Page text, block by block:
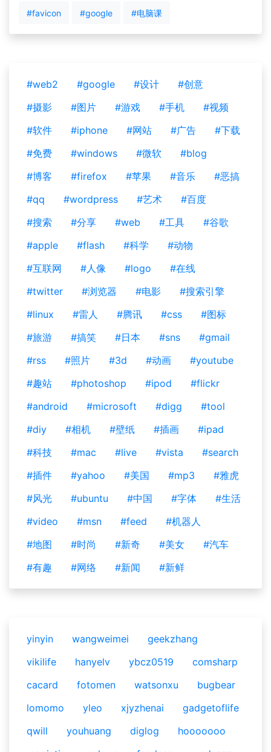
#favicon #google #电脑课
#web2 #google #设计
#创意
#摄影
#图片 #游戏 #手机
#视频
#软件
#iphone #网站 #广告
#下载
#免费
#windows #微软
#blog
#博客
#firefox #苹果 #音乐
#恶搞
#qq
#wordpress #艺术
#百度
#搜索
#分享 #web #工具
#谷歌
#apple
#flash #科学
#动物
#互联网
#人像 #logo
#在线
#twitter
#浏览器 #电影
#搜索引擎
#linux
#雷人 #腾讯 #css
#图标
#旅游
#搞笑 #日本 #sns
#gmail
#rss
#照片 #3d #动画
#youtube
#趣站
#photoshop #ipod
#flickr
#android
#microsoft #digg
#tool
#diy
#相机 #壁纸 #插画
#ipad
#科技
#mac #live #vista
#search
#插件
#yahoo #美国 #mp3
#雅虎
#风光
#ubuntu #中国 #字体
#生活
#video
#msn #feed
#机器人
#地图
#时尚 #新奇 #美女
#汽车
#有趣
#网络 #新闻 #新鲜
yinyin wangweimei
geekzhang
vikilife
hanyelv ybcz0519
comsharp
cacard
fotomen watsonxu
bugbear
lomomo
yleo xjyzhenai
gadgetoflife
qwill
youhuang diglog
hooooooo